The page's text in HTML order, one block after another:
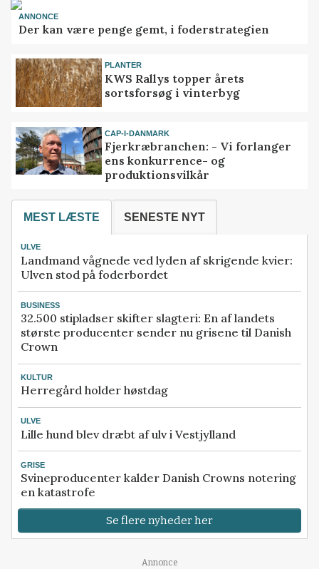
ANNONCE
Der kan være penge gemt, i foderstrategien
PLANTER
KWS Rallys topper årets
sortsforsøg i vinterbyg
CAP-I-DANMARK
Fjerkræbranchen: - Vi forlanger
ens konkurrence- og
produktionsvilkår
MEST LÆSTE SENESTE NYT
ULVE
Landmand vågnede ved lyden af skrigende kvier:
Ulven stod på foderbordet
BUSINESS
32.500 stipladser skifter slagteri: En af landets
største producenter sender nu grisene til Danish
Crown
KULTUR
Herregård holder høstdag
ULVE
Lille hund blev dræbt af ulv i Vestjylland
GRISE
Svineproducenter kalder Danish Crowns notering
en katastrofe
Se flere nyheder her
Annonce